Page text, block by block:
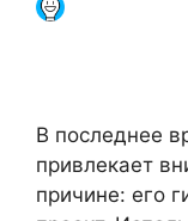
В последнее
привлекает
причине: его